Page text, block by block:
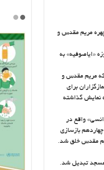
مریم مقدس و
«ایاصوفیه» به
که مریم مقدس و
برای
نمایش گذاشته
واقع در
بازسازی
مقدس خلق شد.
فتح شد، «ایاصوفیه» به مسجد تبدیل شد.